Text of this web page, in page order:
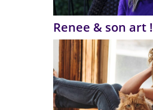
Renee & son art !